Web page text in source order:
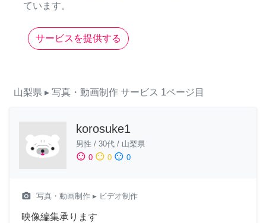
ています。
サービスを提供する
山梨県 ▸ 写真・動画制作 サービス 1ページ目
korosuke1
男性 / 30代 / 山梨県
sentiment_satisfied 0 sentiment_neutral 0 sentiment_dissatisfied 0
camera_alt 写真・動画制作 ▸ ビデオ制作
映像編集承ります